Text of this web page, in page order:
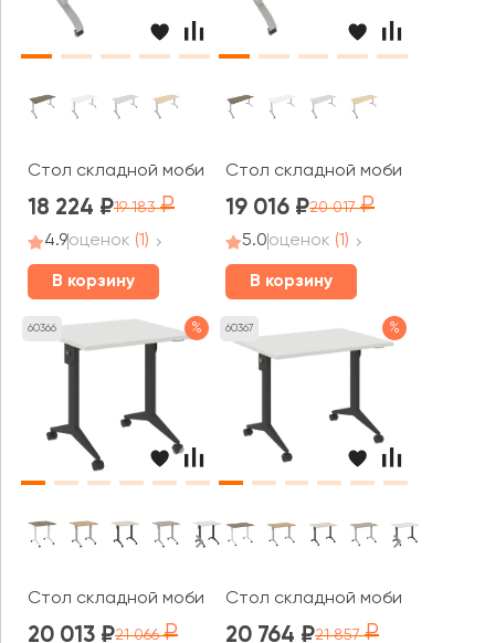
Стол складной мобильный 1400x650x757 Мобайл
18 224 19 183
4.9оценок (1)
В корзину
Стол складной мобильный
19 016 20 017
5.0оценок (1)
В корзину
60366 %
Стол складной мобильный 780x720x753 Икс пулл / X-
20 013 21 066
60367 %
Стол складной мобильный
20 764 21 857